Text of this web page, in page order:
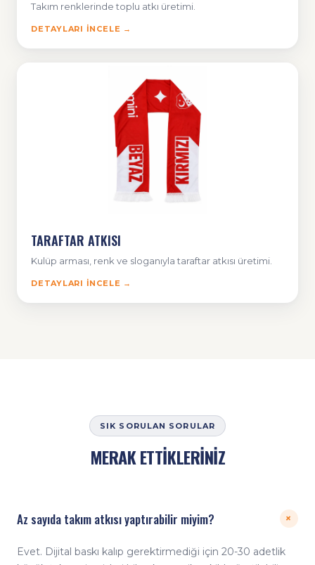
Takım renklerinde toplu atkı üretimi.
DETAYLARI İNCELE →
TARAFTAR ATKISI
Kulüp arması, renk ve sloganıyla taraftar atkısı üretimi.
DETAYLARI İNCELE →
SIK SORULAN SORULAR
MERAK ETTİKLERİNİZ
Az sayıda takım atkısı yaptırabilir miyim? +
Evet. Dijital baskı kalıp gerektirmediği için 20-30 adetlik